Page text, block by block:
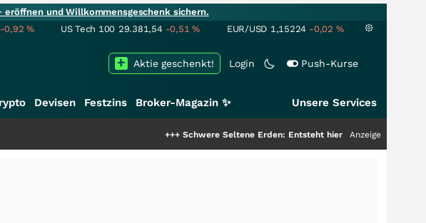
eröffnen und Willkommensgeschenk sichern.
-0,92% US Tech 100 29.381,54 -0,51% EUR/USD 1,15224 -0,02 %
Login Push-Kurse
Aktie geschenkt!
Devisen Festzins Broker-Magazin ✨ Unsere Services
Schwere Seltene Erden: Entsteht hier die nächste Milliardenstory?
Anzeige